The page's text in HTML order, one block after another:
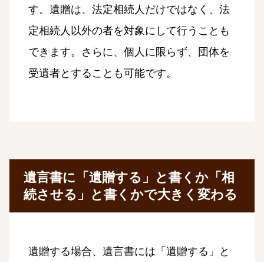
す。遺贈は、法定相続人だけではなく、法
定相続人以外の者を対象にして行うことも
できます。さらに、個人に限らず、団体を
受遺者とすることも可能です。
遺言書に「遺贈する」と書くか「相
続させる」と書くかで大きく変わる
遺贈する場合、遺言書には「遺贈する」と